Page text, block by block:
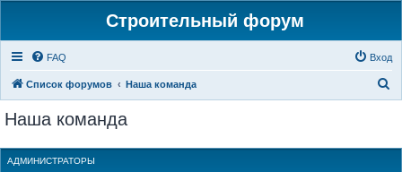
Строительный форум
FAQ Вход
Список форумов Наша команда
с
Наша команда
АДМИНИСТРАТОРЫ